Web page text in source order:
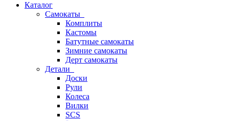
Каталог
Самокаты
Комплиты
Кастомы
Батутные самокаты
Зимние самокаты
Дерт самокаты
Детали
Доски
Рули
Колеса
Вилки
SCS